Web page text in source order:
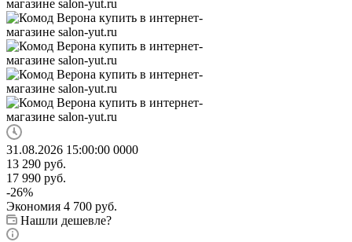
31.08.2026 15:00:00 0000
13 290 руб.
17 990 руб.
-26%
Экономия 4 700 руб.
Нашли дешевле?